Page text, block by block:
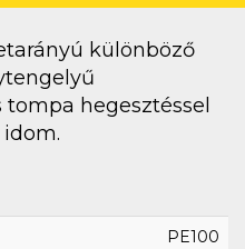
különböző
hegesztéssel
PE100